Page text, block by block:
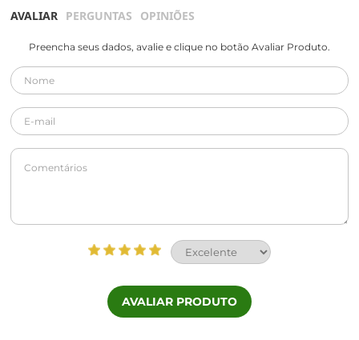
AVALIAR PERGUNTAS OPINIÕES
Preencha seus dados, avalie e clique no botão Avaliar Produto.
AVALIAR PRODUTO